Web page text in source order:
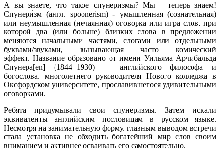
А вы знаете, что такое спунеризмы? Мы – теперь знаем!
Спунери́зм (англ. spoonerism) - умышленная (сознательная)
или неумышленная (нечаянная) оговорка или игра слов, при
которой два (или больше) близких слова в предложении
меняются начальными частями, слогами или отдельными
буквами/звуками, вызывающая часто комический
эффект. Название образовано от имени Уильяма Арчибальда
Спунера[en] (1844−1930) — английского философа и
богослова, многолетнего руководителя Нового колледжа в
Оксфордском университете, прославившегося удивительными
оговорками.
Ребята придумывали свои спунеризмы. Затем искали
эквиваленты английским пословицам в русском языке.
Несмотря на занимательную форму, главным выводом встречи
стала установка не обходить богатейший мир слов своим
вниманием и активнее осваивать его самостоятельно.